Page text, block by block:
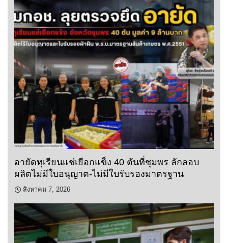
อายัดทุเรียนแช่เยือกแข็ง 40 ตันที่ชุมพร ลักลอบ
ผลิตไม่มีใบอนุญาต-ไม่มีใบรับรองมาตรฐาน
สิงหาคม 7, 2026